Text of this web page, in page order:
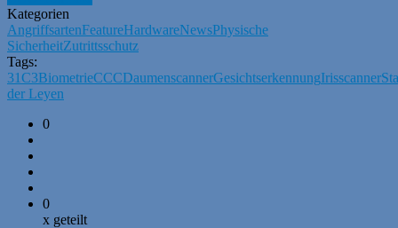
Kategorien
AngriffsartenFeatureHardwareNewsPhysische
SicherheitZutrittsschutz
Tags:
31C3BiometrieCCCDaumenscannerGesichtserkennungIrisscanner
der Leyen
0
0
x geteilt